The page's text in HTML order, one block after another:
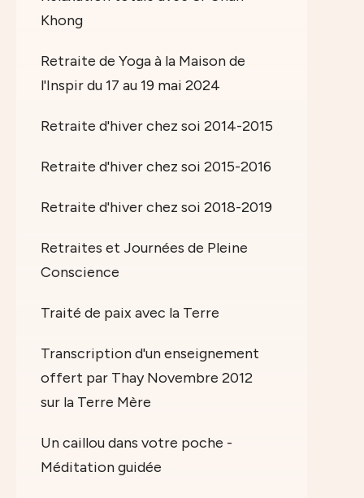
Khong
Retraite de Yoga à la Maison de
l'Inspir du 17 au 19 mai 2024
Retraite d'hiver chez soi 2014-2015
Retraite d'hiver chez soi 2015-2016
Retraite d'hiver chez soi 2018-2019
Retraites et Journées de Pleine
Conscience
Traité de paix avec la Terre
Transcription d'un enseignement
offert par Thay Novembre 2012
sur la Terre Mère
Un caillou dans votre poche -
Méditation guidée